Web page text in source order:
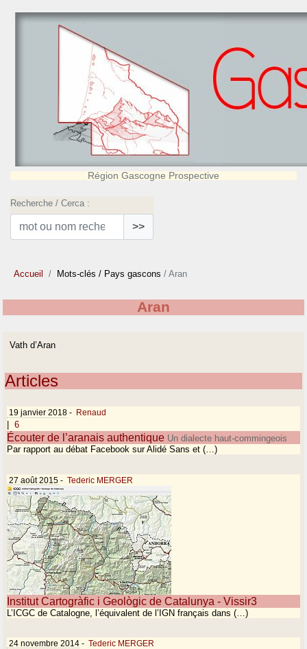
Région Gascogne Prospective
Recherche / Cerca :
>>
Accueil Mots-clés / Pays gascons / Aran
Aran
Vath d’Aran
Articles
19 janvier 2018 - Renaud
6
Écouter de l’aranais authentique Un dialecte haut-commingeois
Par rapport au débat Facebook sur Alidé Sans et (…)
27 août 2015 - Tederic MERGER
Institut Cartogràfic i Geològic de Catalunya - Vissir3
L’ICGC de Catalogne, l’équivalent de l’IGN français dans (…)
24 novembre 2014 - Tederic MERGER